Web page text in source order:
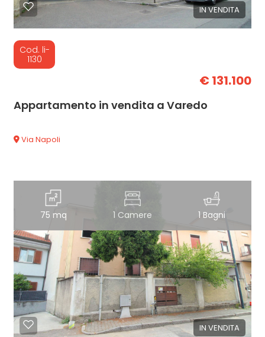
IN VENDITA
Cod. li-
1130
€ 131.100
Appartamento in vendita a Varedo
Via Napoli
75 mq 1 Camere 1 Bagni
IN VENDITA